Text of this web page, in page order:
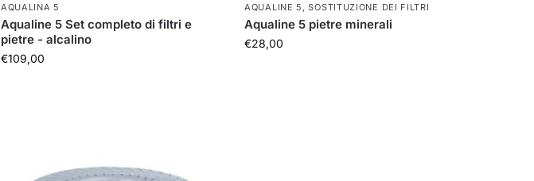
AQUALINA 5
Aqualine 5 Set completo di filtri e
pietre - alcalino
€109,00
AQUALINE 5 ,SOSTITUZIONE DEI FILTRI
Aqualine 5 pietre minerali
€28,00